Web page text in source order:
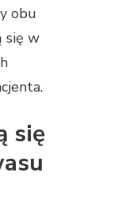
obu
się w
się